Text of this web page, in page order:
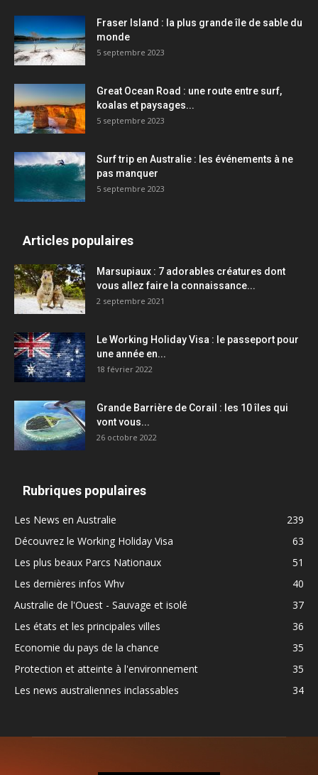
Fraser Island : la plus grande île de sable du
monde
5 septembre 2023
Great Ocean Road : une route entre surf,
koalas et paysages...
5 septembre 2023
Surf trip en Australie : les événements à ne
pas manquer
5 septembre 2023
Articles populaires
Marsupiaux : 7 adorables créatures dont
vous allez faire la connaissance...
2 septembre 2021
Le Working Holiday Visa : le passeport pour
une année en...
18 février 2022
Grande Barrière de Corail : les 10 îles qui
vont vous...
26 octobre 2022
Rubriques populaires
Les News en Australie
239
Découvrez le Working Holiday Visa
63
Les plus beaux Parcs Nationaux
51
Les dernières infos Whv
40
Australie de l'Ouest - Sauvage et isolé
37
Les états et les principales villes
36
Economie du pays de la chance
35
Protection et atteinte à l'environnement
35
Les news australiennes inclassables
34